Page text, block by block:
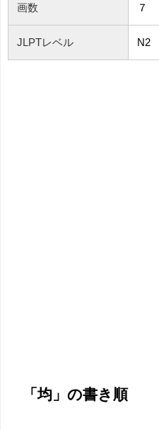
画数 ７
JLPTレベル N2
「均」の書き順